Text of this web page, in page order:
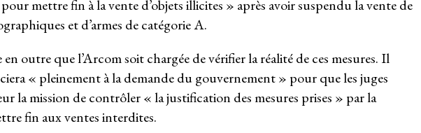
mettre fin à la vente d’objets illicites » après avoir suspendu la vente de
et d’armes de catégorie A.
outre que l’Arcom soit chargée de vérifier la réalité de ces mesures. Il
« pleinement à la demande du gouvernement » pour que les juges
la mission de contrôler « la justification des mesures prises » par la
fin aux ventes interdites.